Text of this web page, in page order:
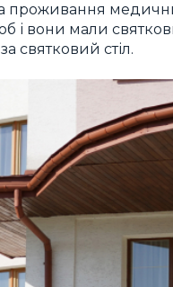
і вони мали
святковий стіл.